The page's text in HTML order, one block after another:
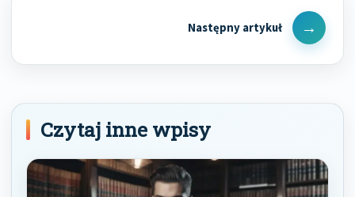
Next
Post
Czytaj inne wpisy